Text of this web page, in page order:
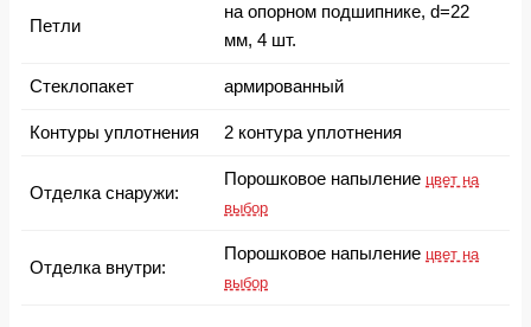
Петли
на опорном подшипнике, d=22
мм, 4 шт.
Стеклопакет армированный
Контуры уплотнения 2 контура уплотнения
Отделка снаружи:
Порошковое напыление цвет на
выбор
Отделка внутри:
Порошковое напыление цвет на
выбор